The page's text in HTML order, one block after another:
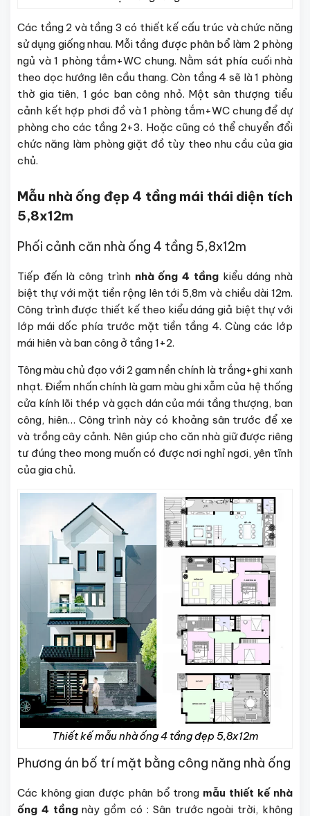
Các tầng 2 và tầng 3 có thiết kế cấu trúc và chức năng
sử dụng giống nhau. Mỗi tầng được phân bổ làm 2 phòng
ngủ và 1 phòng tắm+WC chung. Nằm sát phía cuối nhà
theo dọc hướng lên cầu thang. Còn tầng 4 sẽ là 1 phòng
thờ gia tiên, 1 góc ban công nhỏ. Một sân thượng tiểu
cảnh kết hợp phơi đồ và 1 phòng tắm+WC chung để dự
phòng cho các tầng 2+3. Hoặc cũng có thể chuyển đổi
chức năng làm phòng giặt đồ tùy theo nhu cầu của gia
chủ.
Mẫu nhà ống đẹp 4 tầng mái thái diện tích
5,8x12m
Phối cảnh căn nhà ống 4 tầng 5,8x12m
Tiếp đến là công trình nhà ống 4 tầngkiểu dáng nhà
biệt thự với mặt tiền rộng lên tới 5,8m và chiều dài 12m.
Công trình được thiết kế theo kiểu dáng giả biệt thự với
lớp mái dốc phía trước mặt tiền tầng 4. Cùng các lớp
mái hiên và ban công ở tầng 1+2.
Tông màu chủ đạo với 2 gam nền chính là trắng+ghi xanh
nhạt. Điểm nhấn chính là gam màu ghi xẫm của hệ thống
cửa kính lõi thép và gạch dán của mái tầng thượng, ban
công, hiên… Công trình này có khoảng sân trước để xe
và trồng cây cảnh. Nên giúp cho căn nhà giữ được riêng
tư đúng theo mong muốn có được nơi nghỉ ngơi, yên tĩnh
của gia chủ.
Thiết kế mẫu nhà ống 4 tầng đẹp 5,8x12m
Phương án bố trí mặt bằng công năng nhà ống
Các không gian được phân bổ trong mẫu thiết kế nhà
ống 4 tầngnày gồm có : Sân trước ngoài trời, không